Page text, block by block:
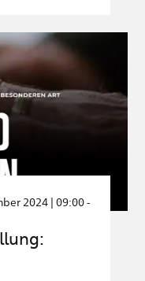
2024 | 09:00 -